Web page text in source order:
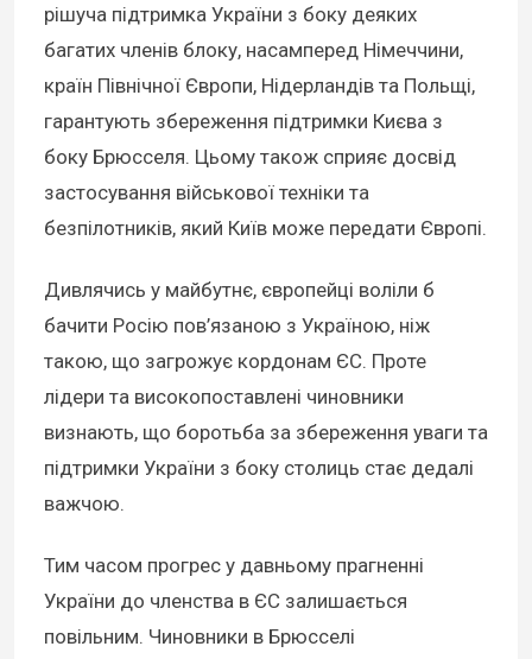
рішуча підтримка України з боку деяких
багатих членів блоку, насамперед Німеччини,
країн Північної Європи, Нідерландів та Польщі,
гарантують збереження підтримки Києва з
боку Брюсселя. Цьому також сприяє досвід
застосування військової техніки та
безпілотників, який Київ може передати Європі.
Дивлячись у майбутнє, європейці воліли б
бачити Росію пов’язаною з Україною, ніж
такою, що загрожує кордонам ЄС. Проте
лідери та високопоставлені чиновники
визнають, що боротьба за збереження уваги та
підтримки України з боку столиць стає дедалі
важчою.
Тим часом прогрес у давньому прагненні
України до членства в ЄС залишається
повільним. Чиновники в Брюсселі